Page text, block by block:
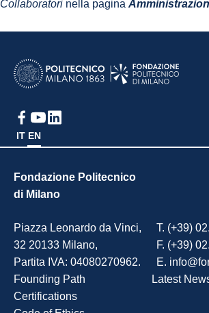
Collaboratori nella pagina
IT EN
Fondazione Politecnico
di Milano
Piazza Leonardo da Vinci,
32 20133 Milano,
Partita IVA: 04080270962.
T. (+39)
F. (+39)
E.
Founding Path
Certifications
Latest